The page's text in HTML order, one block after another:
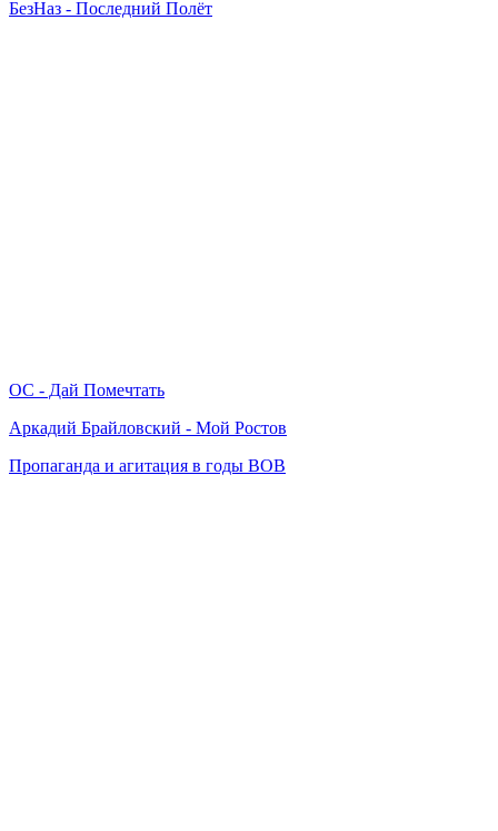
БезНаз - Последний Полёт
ОС - Дай Помечтать
Аркадий Брайловский - Мой Ростов
Пропаганда и агитация в годы ВОВ